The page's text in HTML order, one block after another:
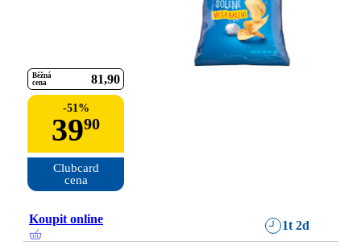
Běžná
cena
81 90
-51%
3990
Clubcard
cena
Koupit online 1t 2d